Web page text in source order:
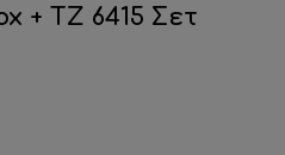
+ TZ 6415 Σετ